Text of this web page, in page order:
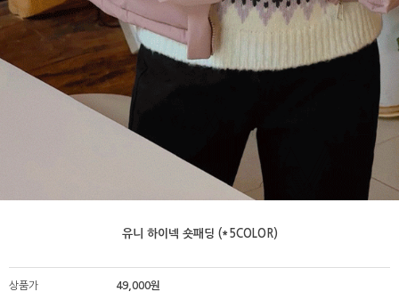
유니 하이넥 숏패딩 (*5COLOR)
상품가 49,000원